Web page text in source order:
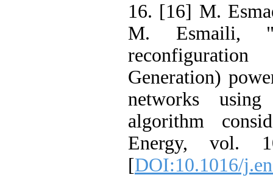
16. [16] M.
M. Esmaili,
Generation)
networks
algorithm
Energy, vol.
[DOI:10.1016/